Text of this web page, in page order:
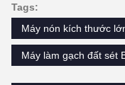
Tags:
Máy nón kích thước
Máy làm gạch đất sét